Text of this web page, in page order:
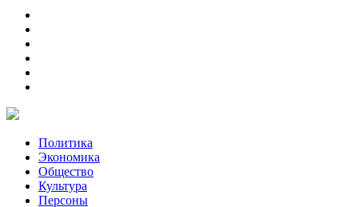
Политика
Экономика
Общество
Культура
Персоны